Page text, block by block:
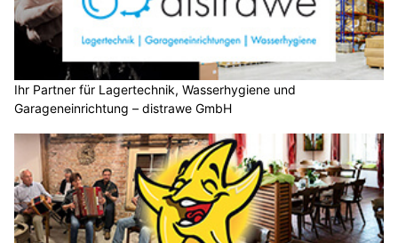
Ihr Partner für Lagertechnik, Wasserhygiene und
Garageneinrichtung – distrawe GmbH